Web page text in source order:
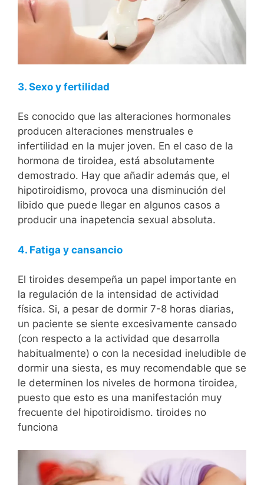
3. Sexo y fertilidad
Es conocido que las alteraciones hormonales
producen alteraciones menstruales e
infertilidad en la mujer joven. En el caso de la
hormona de tiroidea, está absolutamente
demostrado. Hay que añadir además que, el
hipotiroidismo, provoca una disminución del
libido que puede llegar en algunos casos a
producir una inapetencia sexual absoluta.
4. Fatiga y cansancio
El tiroides desempeña un papel importante en
la regulación de la intensidad de actividad
física. Si, a pesar de dormir 7-8 horas diarias,
un paciente se siente excesivamente cansado
(con respecto a la actividad que desarrolla
habitualmente) o con la necesidad ineludible de
dormir una siesta, es muy recomendable que se
le determinen los niveles de hormona tiroidea,
puesto que esto es una manifestación muy
frecuente del hipotiroidismo. tiroides no
funciona